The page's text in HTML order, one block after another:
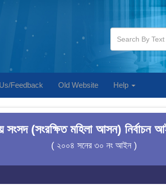
Feedback Old Website Help
সংসদ (সংরক্ষিত মহিলা আসন) নির্বাচন
( ২০০৪ সনের ৩০ নং আইন )